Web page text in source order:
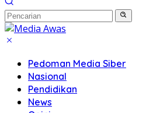
Pedoman Media Siber
Nasional
Pendidikan
News